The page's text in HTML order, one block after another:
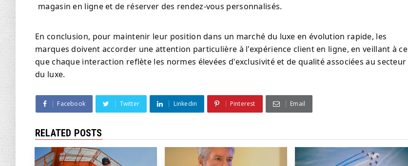
magasin en ligne et de réserver des rendez-vous personnalisés.
En conclusion, pour maintenir leur position dans un marché du luxe en évolution rapide, les
marques doivent accorder une attention particulière à l'expérience client en ligne, en veillant à ce
que chaque interaction reflète les normes élevées d'exclusivité et de qualité associées au secteur
du luxe.
Facebook Twitter Linkedin Pinterest Email
RELATED POSTS